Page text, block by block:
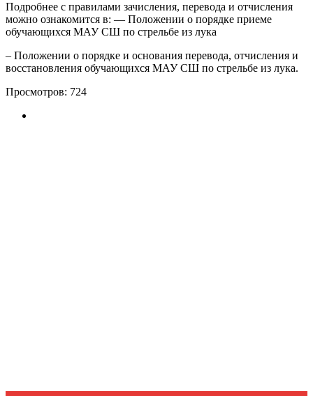
Подробнее с правилами зачисления, перевода и отчисления
можно ознакомится в: — Положении о порядке приеме
обучающихся МАУ СШ по стрельбе из лука
– Положении о порядке и основания перевода, отчисления и
восстановления обучающихся МАУ СШ по стрельбе из лука.
Просмотров: 724